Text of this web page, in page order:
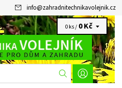
info@zahradnitechnikavolejnik.cz
0 ks / 0 Kč